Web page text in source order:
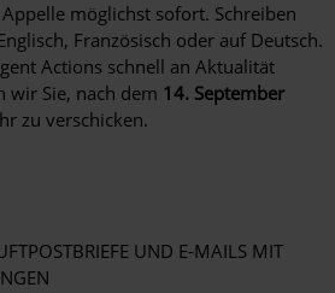
möglichst sofort. Schreiben
Französisch oder auf Deutsch.
Actions schnell an Aktualität
wir Sie, nach dem 14. September
zu verschicken.
UND E-MAILS MIT